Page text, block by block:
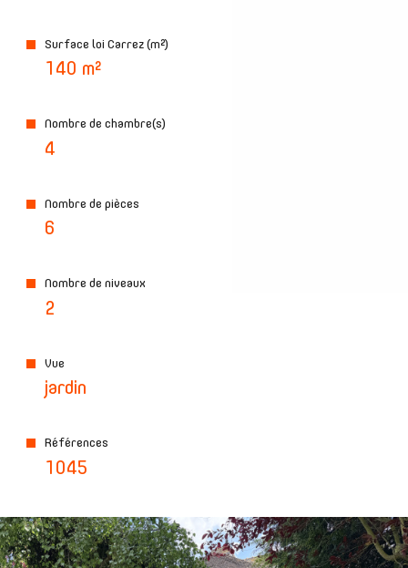
Surface loi Carrez (m²)
140 m²
Nombre de chambre(s)
4
Nombre de pièces
6
Nombre de niveaux
2
Vue
jardin
Références
1045